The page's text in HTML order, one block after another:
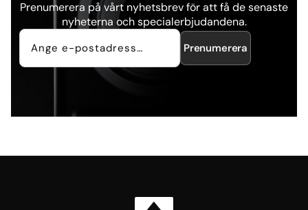
Prenumerera på vårt nyhetsbrev för att få de senaste
nyheterna och specialerbjudandena.
Prenumerera